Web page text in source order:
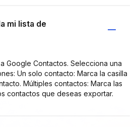
mi lista de
Google Contactos. Selecciona una
Un solo contacto: Marca la casilla
Múltiples contactos: Marca las
contactos que deseas exportar.